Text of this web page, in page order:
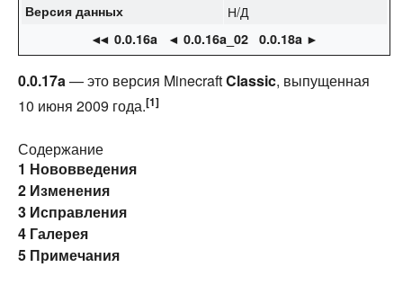
Версия данных Н/Д
◄◄ 0.0.16a ◄ 0.0.16a_02 0.0.18a ►
0.0.17a— это версия MinecraftClassic, выпущенная
10 июня 2009 года.[1]
Содержание
1 Нововведения
2 Изменения
3 Исправления
4 Галерея
5 Примечания